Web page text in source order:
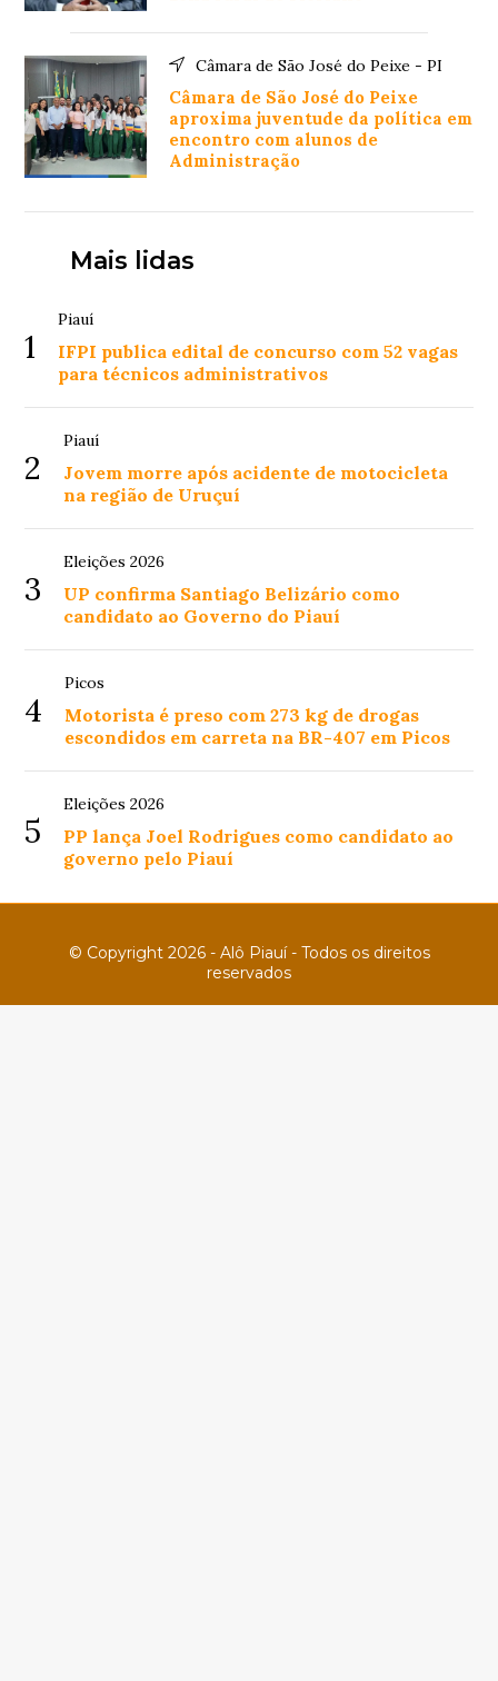
Câmara de São José do Peixe - PI
Câmara de São José do Peixe
aproxima juventude da política em
encontro com alunos de
Administração
Mais lidas
1
Piauí
IFPI publica edital de concurso com 52 vagas
para técnicos administrativos
2
Piauí
Jovem morre após acidente de motocicleta
na região de Uruçuí
3
Eleições 2026
UP confirma Santiago Belizário como
candidato ao Governo do Piauí
4
Picos
Motorista é preso com 273 kg de drogas
escondidos em carreta na BR-407 em Picos
5
Eleições 2026
PP lança Joel Rodrigues como candidato ao
governo pelo Piauí
© Copyright 2026 - Alô Piauí - Todos os direitos
reservados